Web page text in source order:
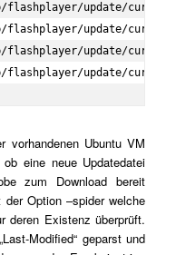
flashplayer/update/
flashplayer/update/
flashplayer/update/
flashplayer/update/
vorhandenen Ubuntu VM
eine neue Updatedatei
zum Download bereit
Option –spider welche
deren Existenz überprüft.
Modified“ geparst und